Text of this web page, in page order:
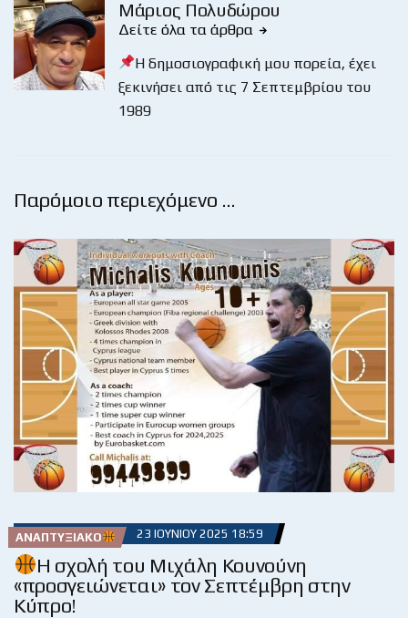
Μάριος Πολυδώρου
Δείτε όλα τα άρθρα
Η δημοσιογραφική μου πορεία, έχει
ξεκινήσει από τις 7 Σεπτεμβρίου του
1989
Παρόμοιο περιεχόμενο …
ΑΝΑΠΤΥΞΙΑΚΌ 23 ΙΟΥΝΊΟΥ 2025 18:59
Η σχολή του Μιχάλη Κουνούνη
«προσγειώνεται» τον Σεπτέμβρη στην
Κύπρο!